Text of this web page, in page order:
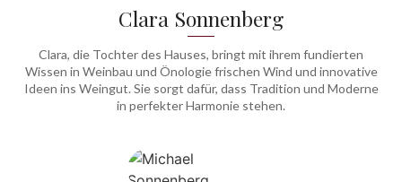
Clara Sonnenberg
Clara, die Tochter des Hauses, bringt mit ihrem fundierten
Wissen in Weinbau und Önologie frischen Wind und innovative
Ideen ins Weingut. Sie sorgt dafür, dass Tradition und Moderne
in perfekter Harmonie stehen.